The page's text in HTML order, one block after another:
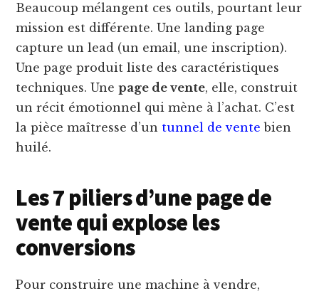
Beaucoup mélangent ces outils, pourtant leur
mission est différente. Une landing page
capture un lead (un email, une inscription).
Une page produit liste des caractéristiques
techniques. Unepage de vente, elle, construit
un récit émotionnel qui mène à l’achat. C’est
la pièce maîtresse d’un tunnel de vente bien
huilé.
Les 7 piliers d’une page de
vente qui explose les
conversions
Pour construire une machine à vendre,